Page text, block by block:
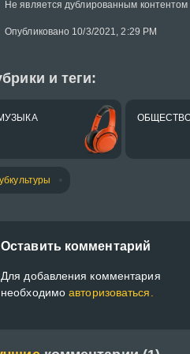
Не является дублированным контентом
Опубликовано 10/3/2021, 2:29 PM
и теги:
Оставить комментарий
Для добавления комментария
необходимоавторизоваться.